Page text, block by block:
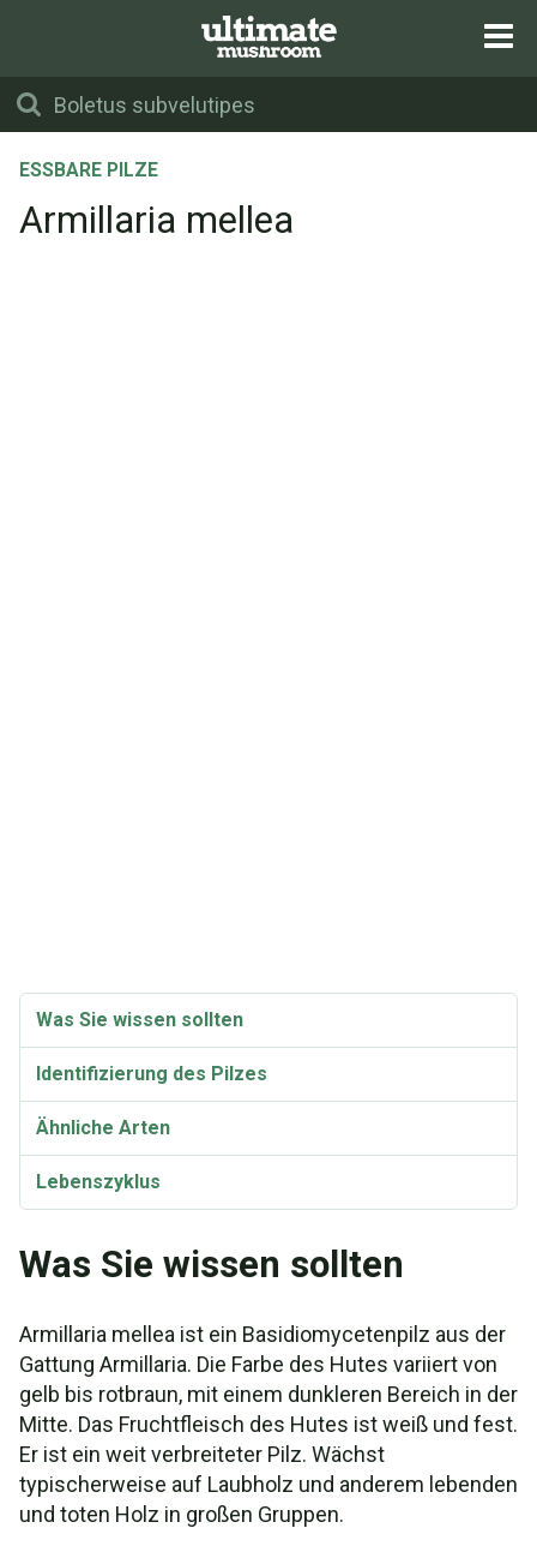
ESSBARE PILZE
Armillaria mellea
Was Sie wissen sollten
Identifizierung des Pilzes
Ähnliche Arten
Lebenszyklus
Synonyme und Varietäten
Kochrezept: Gedünstete Armillaria mellea Kappen
und Stängel
Das Rezept: Honig-Balsamico-Knoblauch-
Champignons
Was Sie wissen sollten
Armillaria mellea ist ein Basidiomycetenpilz aus der
Gattung Armillaria. Die Farbe des Hutes variiert von
gelb bis rotbraun, mit einem dunkleren Bereich in der
Mitte. Das Fruchtfleisch des Hutes ist weiß und fest.
Er ist ein weit verbreiteter Pilz. Wächst
typischerweise auf Laubholz und anderem lebenden
und toten Holz in großen Gruppen.